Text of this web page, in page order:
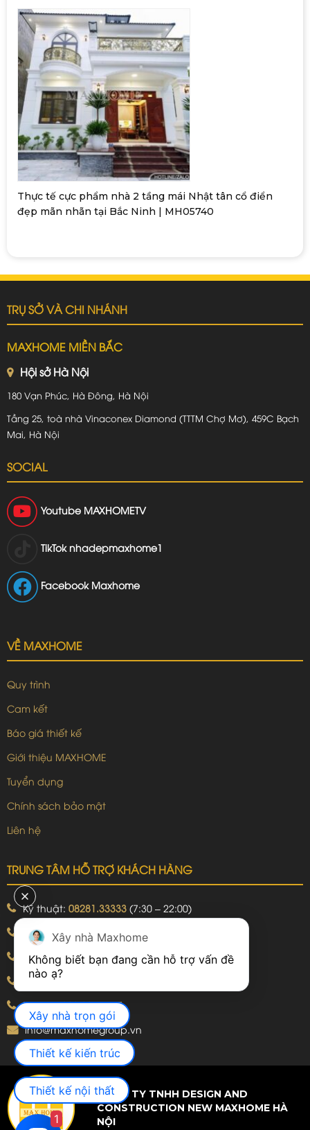
Thực tế cực phẩm nhà 2 tầng mái Nhật tân cổ điển
đẹp mãn nhãn tại Bắc Ninh | MH05740
TRỤ SỞ VÀ CHI NHÁNH
MAXHOME MIỀN BẮC
Hội sở Hà Nội
180 Vạn Phúc, Hà Đông, Hà Nội
Tầng 25, toà nhà Vinaconex Diamond (TTTM Chợ Mơ), 459C Bạch
Mai, Hà Nội
SOCIAL
Youtube MAXHOMETV
TikTok nhadepmaxhome1
Facebook Maxhome
VỀ MAXHOME
Quy trình
Cam kết
Báo giá thiết kế
Giới thiệu MAXHOME
Tuyển dụng
Chính sách bảo mật
Liên hệ
TRUNG TÂM HỖ TRỢ KHÁCH HÀNG
Kỹ thuật: 08281.33333 (7:30 – 22:00)
Khiếu nại: 09240.99999 (7:30 – 22:00)
Bảo hành:09240.99999(8:00 – 21:00)
Hotline: 092.774.8888
Hotline: 092.924.5555
info@maxhomegroup.vn
CÔNG TY TNHH DESIGN AND
CONSTRUCTION NEW MAXHOME HÀ
NỘI
Xây nhà Maxhome
Không biết bạn đang cần hỗ trợ vấn đề
Xây nhà trọn gói
Thiết kế kiến trúc
Thiết kế nội thất
1